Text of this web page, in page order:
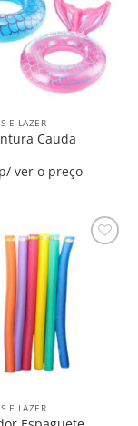
E LAZER
Cauda
ver o preço
E LAZER